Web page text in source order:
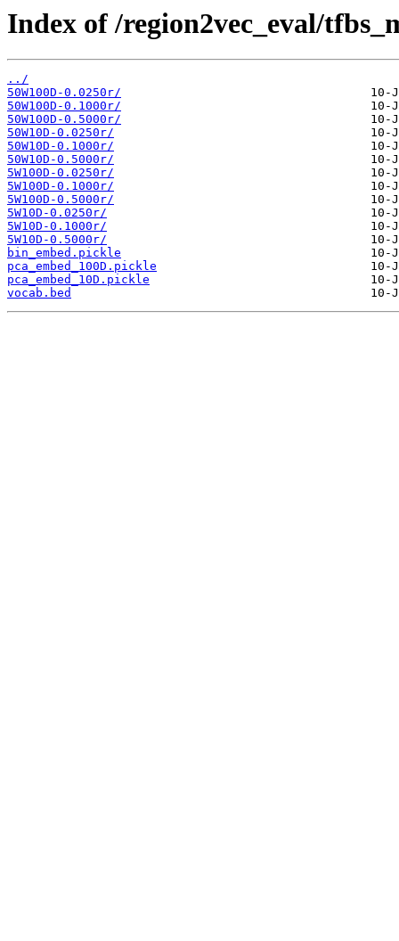
Index of /region2vec_eval/
../
50W100D-0.0250r/
50W100D-0.1000r/
50W100D-0.5000r/
50W10D-0.0250r/
50W10D-0.1000r/
50W10D-0.5000r/
5W100D-0.0250r/
5W100D-0.1000r/
5W100D-0.5000r/
5W10D-0.0250r/
5W10D-0.1000r/
5W10D-0.5000r/
bin_embed.pickle
pca_embed_100D.pickle
pca_embed_10D.pickle
vocab.bed